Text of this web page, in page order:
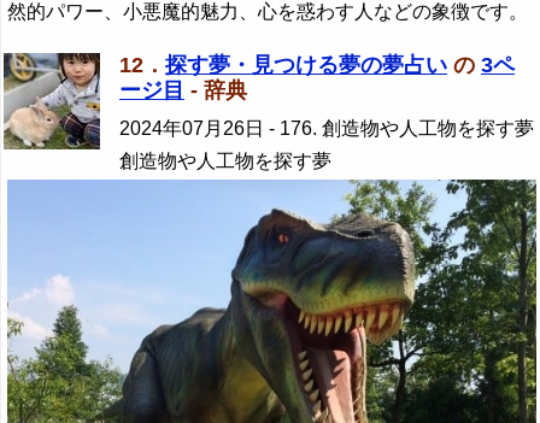
然的パワー、小悪魔的魅力、心を惑わす人などの象徴です。
12． 探す夢・見つける夢の夢占い の 3ペ
ージ目 - 辞典
2024年07月26日 - 176. 創造物や人工物を探す夢
創造物や人工物を探す夢